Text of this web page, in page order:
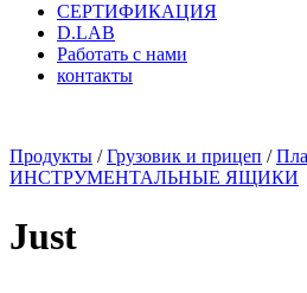
СЕРТИФИКАЦИЯ
D.LAB
Работать с нами
контакты
Продукты /Грузовик и прицеп /
ИНСТРУМЕНТАЛЬНЫЕ ЯЩИКИ
Just